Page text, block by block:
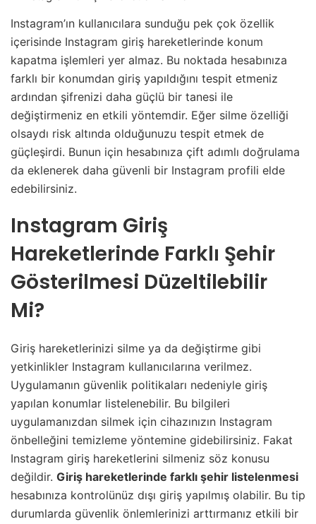
Instagram’ın kullanıcılara sunduğu pek çok özellik
içerisinde Instagram giriş hareketlerinde konum
kapatma işlemleri yer almaz. Bu noktada hesabınıza
farklı bir konumdan giriş yapıldığını tespit etmeniz
ardından şifrenizi daha güçlü bir tanesi ile
değiştirmeniz en etkili yöntemdir. Eğer silme özelliği
olsaydı risk altında olduğunuzu tespit etmek de
güçleşirdi. Bunun için hesabınıza çift adımlı doğrulama
da eklenerek daha güvenli bir Instagram profili elde
edebilirsiniz.
Instagram Giriş
Hareketlerinde Farklı Şehir
Gösterilmesi Düzeltilebilir
Mi?
Giriş hareketlerinizi silme ya da değiştirme gibi
yetkinlikler Instagram kullanıcılarına verilmez.
Uygulamanın güvenlik politikaları nedeniyle giriş
yapılan konumlar listelenebilir. Bu bilgileri
uygulamanızdan silmek için cihazınızın Instagram
önbelleğini temizleme yöntemine gidebilirsiniz. Fakat
Instagram giriş hareketlerini silmeniz söz konusu
değildir. Giriş hareketlerinde farklı şehir listelenmesi
hesabınıza kontrolünüz dışı giriş yapılmış olabilir. Bu tip
durumlarda güvenlik önlemlerinizi arttırmanız etkili bir